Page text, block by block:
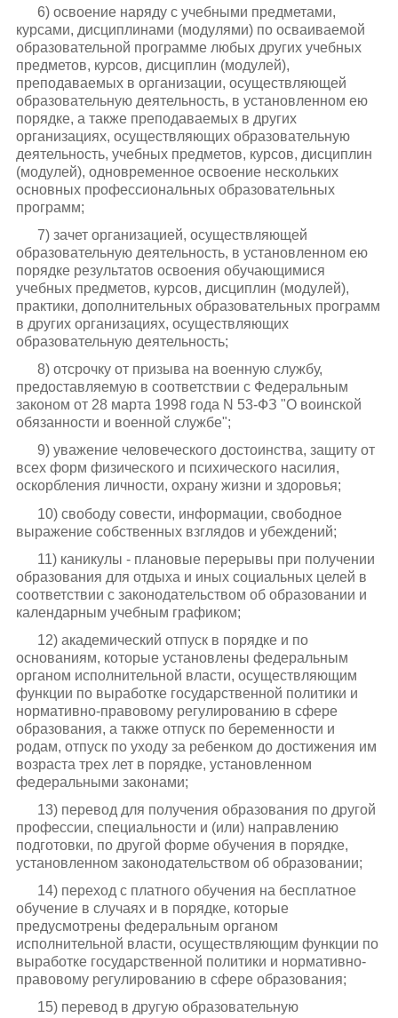
6) освоение наряду с учебными предметами,
курсами, дисциплинами (модулями) по осваиваемой
образовательной программе любых других учебных
предметов, курсов, дисциплин (модулей),
преподаваемых в организации, осуществляющей
образовательную деятельность, в установленном ею
порядке, а также преподаваемых в других
организациях, осуществляющих образовательную
деятельность, учебных предметов, курсов, дисциплин
(модулей), одновременное освоение нескольких
основных профессиональных образовательных
программ;
7) зачет организацией, осуществляющей
образовательную деятельность, в установленном ею
порядке результатов освоения обучающимися
учебных предметов, курсов, дисциплин (модулей),
практики, дополнительных образовательных программ
в других организациях, осуществляющих
образовательную деятельность;
8) отсрочку от призыва на военную службу,
предоставляемую в соответствии с Федеральным
законом от 28 марта 1998 года N 53-ФЗ "О воинской
обязанности и военной службе";
9) уважение человеческого достоинства, защиту от
всех форм физического и психического насилия,
оскорбления личности, охрану жизни и здоровья;
10) свободу совести, информации, свободное
выражение собственных взглядов и убеждений;
11) каникулы - плановые перерывы при получении
образования для отдыха и иных социальных целей в
соответствии с законодательством об образовании и
календарным учебным графиком;
12) академический отпуск в порядке и по
основаниям, которые установлены федеральным
органом исполнительной власти, осуществляющим
функции по выработке государственной политики и
нормативно-правовому регулированию в сфере
образования, а также отпуск по беременности и
родам, отпуск по уходу за ребенком до достижения им
возраста трех лет в порядке, установленном
федеральными законами;
13) перевод для получения образования по другой
профессии, специальности и (или) направлению
подготовки, по другой форме обучения в порядке,
установленном законодательством об образовании;
14) переход с платного обучения на бесплатное
обучение в случаях и в порядке, которые
предусмотрены федеральным органом
исполнительной власти, осуществляющим функции по
выработке государственной политики и нормативно-
правовому регулированию в сфере образования;
15) перевод в другую образовательную